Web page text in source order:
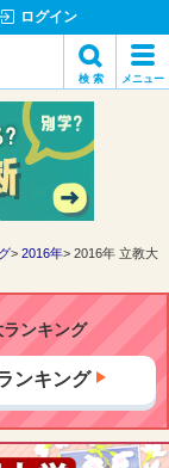
ログイン
検 索 メニュー
検索
2016年
2016年 立教大
ンキング
ンキング